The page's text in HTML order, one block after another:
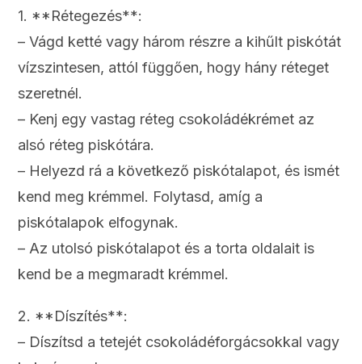
1. **Rétegezés**:
– Vágd ketté vagy három részre a kihűlt piskótát
vízszintesen, attól függően, hogy hány réteget
szeretnél.
– Kenj egy vastag réteg csokoládékrémet az
alsó réteg piskótára.
– Helyezd rá a következő piskótalapot, és ismét
kend meg krémmel. Folytasd, amíg a
piskótalapok elfogynak.
– Az utolsó piskótalapot és a torta oldalait is
kend be a megmaradt krémmel.
2. **Díszítés**:
– Díszítsd a tetejét csokoládéforgácsokkal vagy